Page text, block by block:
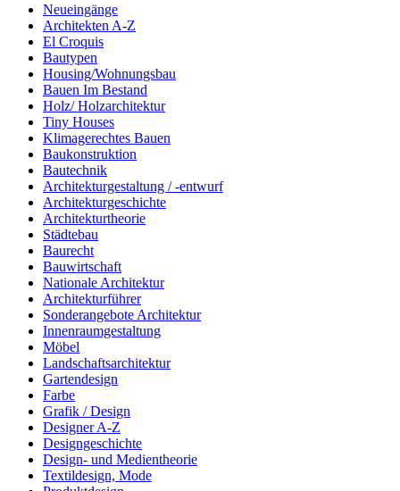
Neueingänge
Architekten A-Z
El Croquis
Bautypen
Housing/Wohnungsbau
Bauen Im Bestand
Holz/ Holzarchitektur
Tiny Houses
Klimagerechtes Bauen
Baukonstruktion
Bautechnik
Architekturgestaltung / -entwurf
Architekturgeschichte
Architekturtheorie
Städtebau
Baurecht
Bauwirtschaft
Nationale Architektur
Architekturführer
Sonderangebote Architektur
Innenraumgestaltung
Möbel
Landschaftsarchitektur
Gartendesign
Farbe
Grafik / Design
Designer A-Z
Designgeschichte
Design- und Medientheorie
Textildesign, Mode